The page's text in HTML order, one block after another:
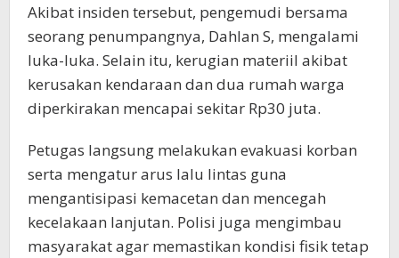
Akibat insiden tersebut, pengemudi bersama
seorang penumpangnya, Dahlan S, mengalami
luka-luka. Selain itu, kerugian materiil akibat
kerusakan kendaraan dan dua rumah warga
diperkirakan mencapai sekitar Rp30 juta.
Petugas langsung melakukan evakuasi korban
serta mengatur arus lalu lintas guna
mengantisipasi kemacetan dan mencegah
kecelakaan lanjutan. Polisi juga mengimbau
masyarakat agar memastikan kondisi fisik tetap